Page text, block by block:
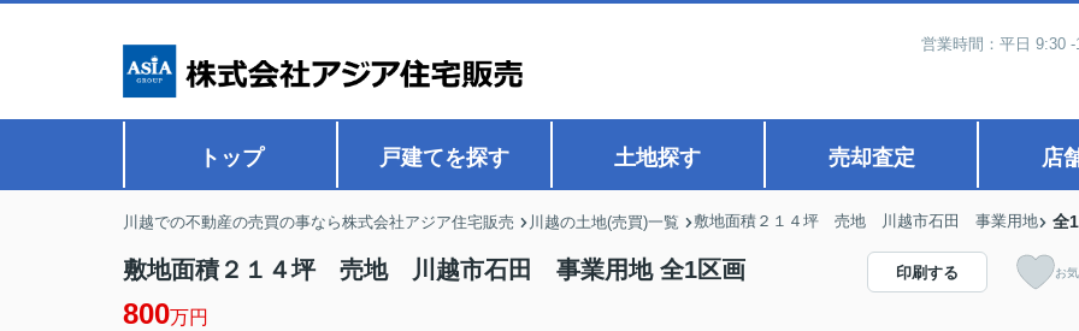
営業時間：平日
トップ 戸建てを探す 土地探す 売却査定 店
川越での不動産の売買の事なら株式会社アジア住宅販売 川越の土地(売買)一覧 敷地面積２１４坪 売地 川越市石田 事業用地 全
敷地面積２１４坪 売地 川越市石田 事業用地 全1区画
800万円
印刷する お